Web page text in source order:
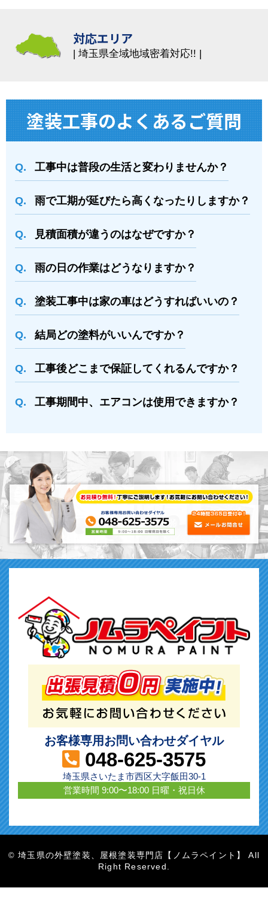
対応エリア
埼玉県全域地域密着対応!!
塗装⼯事のよくあるご質問
工事中は普段の生活と変わりませんか？
雨で工期が延びたら高くなったりしますか？
⾒積⾯積が違うのはなぜですか？
⾬の日の作業はどうなりますか？
塗装⼯事中は家の⾞はどうすればいいの？
結局どの塗料がいいんですか？
⼯事後どこまで保証してくれるんですか？
⼯事期間中、エアコンは使⽤できますか？
お客様専用お問い合わせダイヤル
048-625-3575
埼玉県さいたま市西区大字飯田30-1
営業時間 9:00〜18:00 日曜・祝日休
©埼玉県の外壁塗装、屋根塗装専門店【ノムラペイント】 All
Right Reserved.